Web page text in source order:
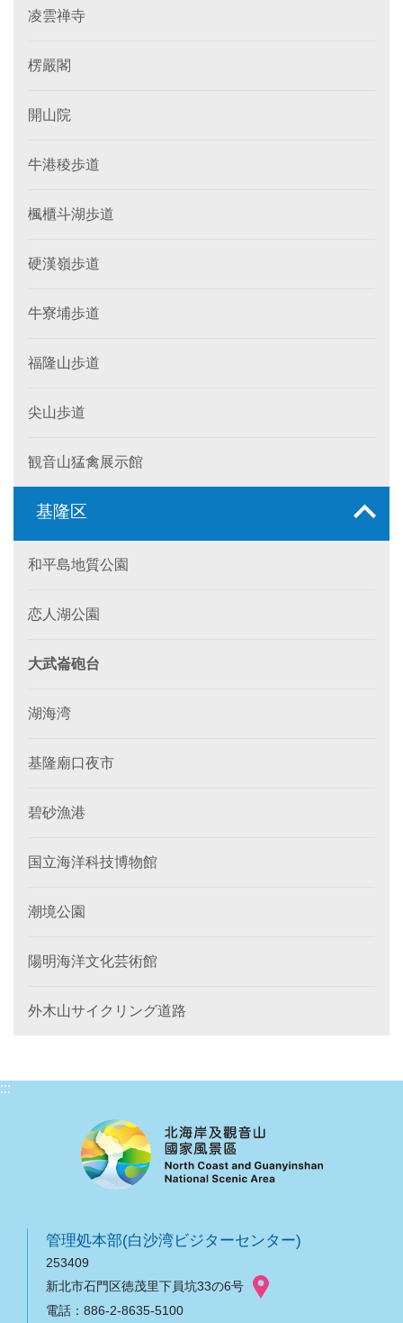
凌雲禅寺
楞嚴閣
開山院
牛港稜歩道
楓櫃斗湖歩道
硬漢嶺歩道
牛寮埔歩道
福隆山歩道
尖山歩道
観音山猛禽展示館
基隆区
和平島地質公園
恋人湖公園
大武崙砲台
湖海湾
基隆廟口夜市
碧砂漁港
国立海洋科技博物館
潮境公園
陽明海洋文化芸術館
外木山サイクリング道路
:::
管理処本部(白沙湾ビジターセンター)
253409
新北市石門区徳茂里下員坑33の6号
電話：886-2-8635-5100